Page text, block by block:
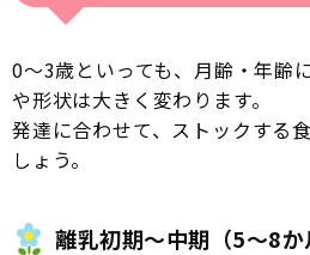
0〜3歳といっても、月齢・年齢
や形状は大きく変わります。
発達に合わせて、ストックする
しょう。
離乳初期〜中期（5〜8か